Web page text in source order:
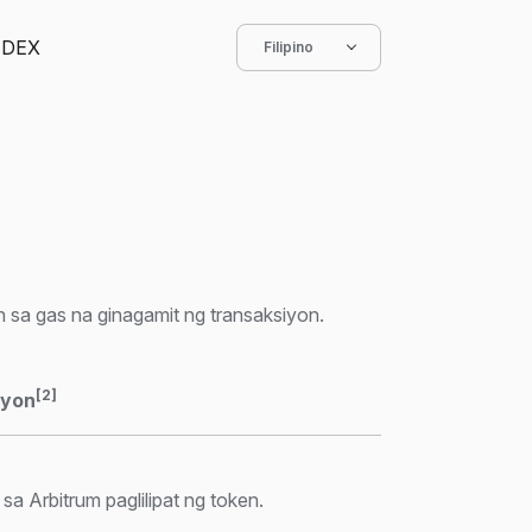
DEX Filipino
gas na ginagamit ng transaksiyon.
[2]
Arbitrum paglilipat ng token.